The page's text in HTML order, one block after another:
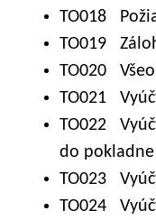
TO018
TO019
TO020
TO021
TO022
do
TO023
TO024